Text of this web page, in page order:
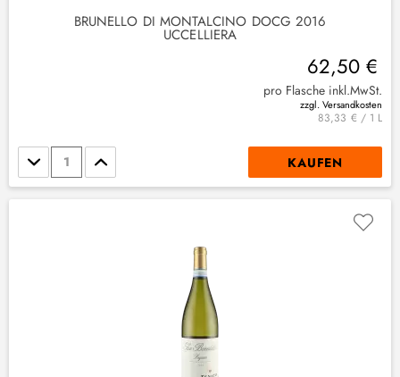
BRUNELLO DI MONTALCINO DOCG 2016
UCCELLIERA
62,50 €
pro Flasche inkl.MwSt.
zzgl. Versandkosten
83,33 € / 1 L
Stückzahl KAUFEN